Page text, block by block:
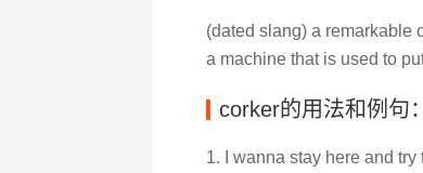
(dated slang) a remarkable
a machine that is used to
corker的用法和例句：
1. I wanna stay here and